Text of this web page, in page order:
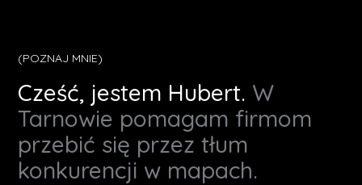
(POZNAJ MNIE)
Cześć, jestem Hubert. W
Tarnowie pomagam firmom
przebić się przez tłum
konkurencji w mapach.